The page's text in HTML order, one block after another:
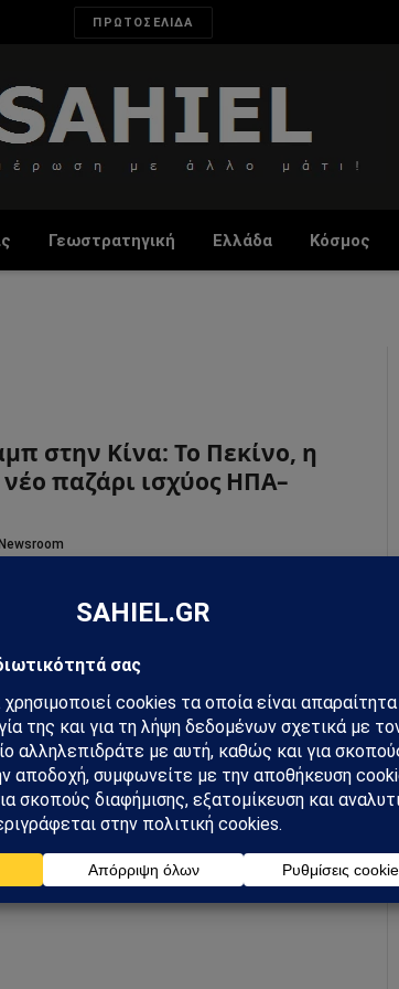
ΠΡΩΤΟΣΕΛΙΔΑ
Γεωστρατηγική Ελλάδα Κόσμος
στην Κίνα: Το Πεκίνο, η
παζάρι ισχύος ΗΠΑ–
και παγκόσμια ισορροπία ισχύος.